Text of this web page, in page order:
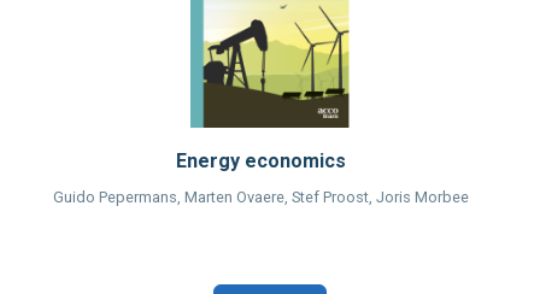
Energy economics
Guido Pepermans, Marten Ovaere, Stef Proost, Joris Morbee